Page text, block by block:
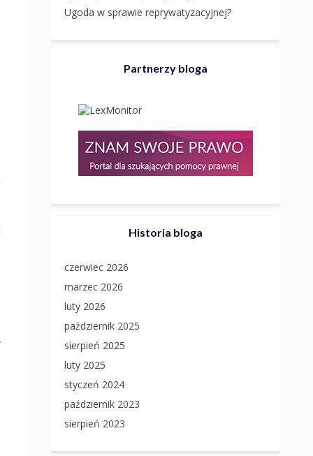
Ugoda w sprawie reprywatyzacyjnej?
Partnerzy bloga
Historia bloga
czerwiec 2026
marzec 2026
luty 2026
październik 2025
sierpień 2025
luty 2025
styczeń 2024
październik 2023
sierpień 2023